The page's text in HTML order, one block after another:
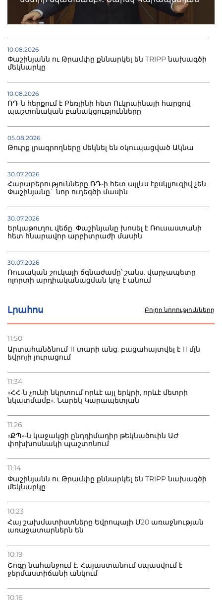
Լրահոս Բոլոր նորությունները
11:50
Արտահանձնում 11 տարի անց. բացահայտվել է 11 մլն
եվրոյի յուրացում
11:34
«ՀՀ-ն չունի նկրտում որևէ այլ երկրի, որևէ մետրի
նկատմամբ». Նարեկ Կարապետյան
11:26
«ՔՊ»-ն կաջակցի ընդդիմադիր թեկնածուին ԱԺ
փոխխոսնակի պաշտոնում
11:14
Փաշինյանն ու Թրամփը քննարկել են TRIPP նախագծի
մեկնարկը
10:23
Հայ շախմատիստները Եվրոպայի Մ20 առաջնության
առաջատարներն են
10:19
Շոգը նահանջում է. Հայաստանում սպասվում է
ջերմաստիճանի անկում
10:16
10.08.2026
Փաշինյանն ու Թրամփը քննարկել են TRIPP նախագծի
մեկնարկը
10.08.2026
ՌԴ-ն հերքում է Բեռլինի հետ Ուկրաինայի հարցով
պաշտոնական բանակցությունները
05.08.2026
Թուրք լրագրողները մեկնել են օկուպացված Ակնա
30.07.2026
Հարաբերությունները ՌԴ-ի հետ այլևս էքսկլյուզիվ չեն.
Փաշինյանը` նոր ուղեգծի մասին
30.07.2026
Երկաթուղու վեճը. Փաշինյանը խոսել է Ռուսաստանի
հետ հնարավոր արբիտրաժի մասին
30.07.2026
Ռուսական շուկայի ճգնաժամը՝ շանս. վարչապետը
ոլորտի արդիականացման կոչ է անում
30.07.2026
Ձկնաբույծներին կտրվի 450 մլն դրամ.
կառավարությունն աջակցում է և պահանջում ստվերի
27.07.2026
27.07.2026
սկսում է պայքարը